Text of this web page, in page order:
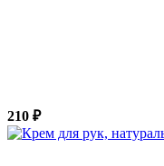
210 ₽